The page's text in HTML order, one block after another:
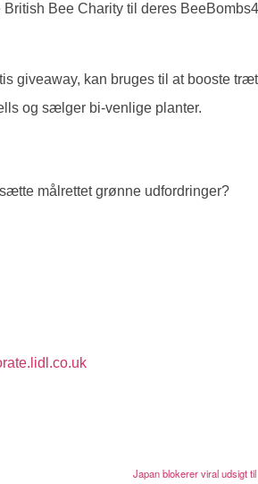
Bee Charity til deres
giveaway, kan bruges til at booste
og sælger bi-venlige planter.
målrettet grønne udfordringer?
Japan blokerer viral udsigt